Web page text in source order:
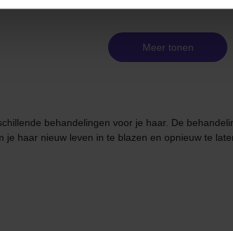
Meer tonen
behandelingen voor je haar. De
haar nieuw leven in te blazen en opnieuw te